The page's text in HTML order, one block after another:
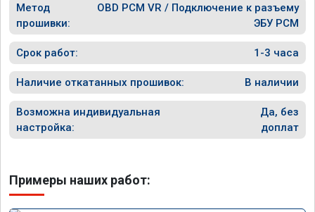
Метод
прошивки:
OBD PCM VR / Подключение к разъему
ЭБУ PCM
Срок работ: 1-3 часа
Наличие откатанных прошивок: В наличии
Возможна индивидуальная
настройка:
Да, без
доплат
Примеры наших работ: